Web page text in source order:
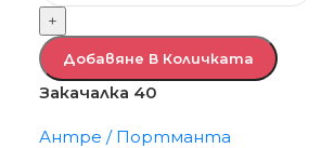
+
Добавяне В Количката
Закачалка 40
Антре / Портманта